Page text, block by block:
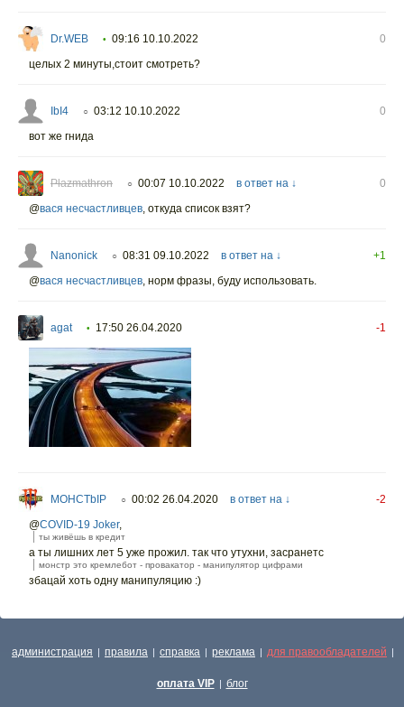
Dr.WEB • 09:16 10.10.2022
0
целых 2 минуты,стоит смотреть?
IbI4 ○ 03:12 10.10.2022
0
вот же гнида
Plazmathron ○ 00:07 10.10.2022 в ответ на ↓
0
@вася несчастливцев откуда список взят?
Nanonick ○ 08:31 09.10.2022 в ответ на ↓
+1
@вася несчастливцев норм фразы, буду использовать.
agat • 17:50 26.04.2020 -1
MOHCTbIP ○ 00:02 26.04.2020 в ответ на ↓
-2
@COVID-19 Joker,
ты живёшь в кредит
а ты лишних лет 5 уже прожил. так что утухни, засранетс
монстр это кремлебот - провакатор - манипулятор цифрами
збацай хоть одну манипуляцию :)
администрация | правила | справка | реклама | для правообладателей |
оплата VIP | блог